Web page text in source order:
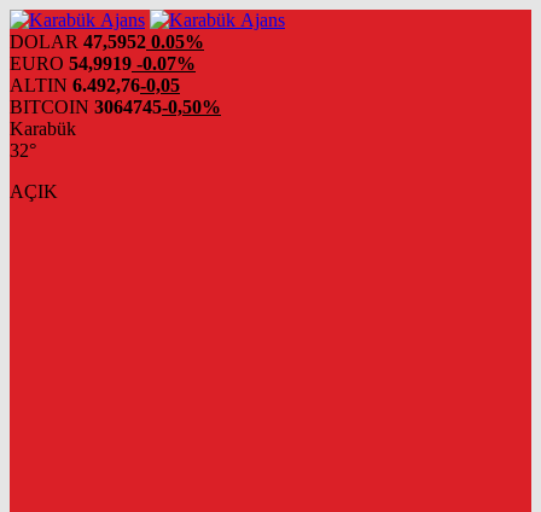
DOLAR 47,5952 0.05%
EURO 54,9919 -0.07%
ALTIN 6.492,76-0,05
BITCOIN 3064745-0,50%
Karabük
32°
AÇIK